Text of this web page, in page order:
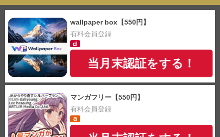
wallpaper box【550円】
有料会員登録
当月末認証をする！
マンガフリー【550円】
有料会員登録